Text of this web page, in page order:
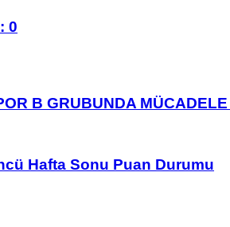
0
B GRUBUNDA
Hafta Sonu Puan Durumu